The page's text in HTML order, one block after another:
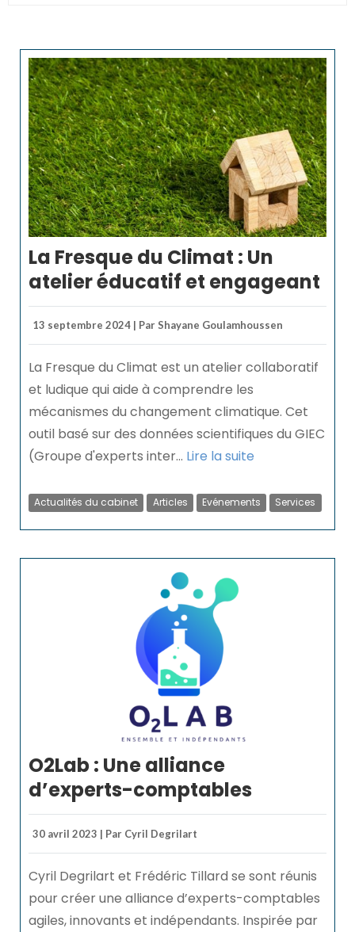
La Fresque du Climat : Un
atelier éducatif et engageant
13 septembre 2024 | Par Shayane Goulamhoussen
La Fresque du Climat est un atelier collaboratif
et ludique qui aide à comprendre les
mécanismes du changement climatique. Cet
outil basé sur des données scientifiques du GIEC
(Groupe d'experts inter... Lire la suite
Actualités du cabinet Articles Evénements Services
O2Lab : Une alliance
d’experts-comptables
30 avril 2023 | Par Cyril Degrilart
Cyril Degrilart et Frédéric Tillard se sont réunis
pour créer une alliance d’experts-comptables
agiles, innovants et indépendants. Inspirée par